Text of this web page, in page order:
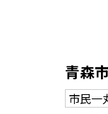
青森
市民一